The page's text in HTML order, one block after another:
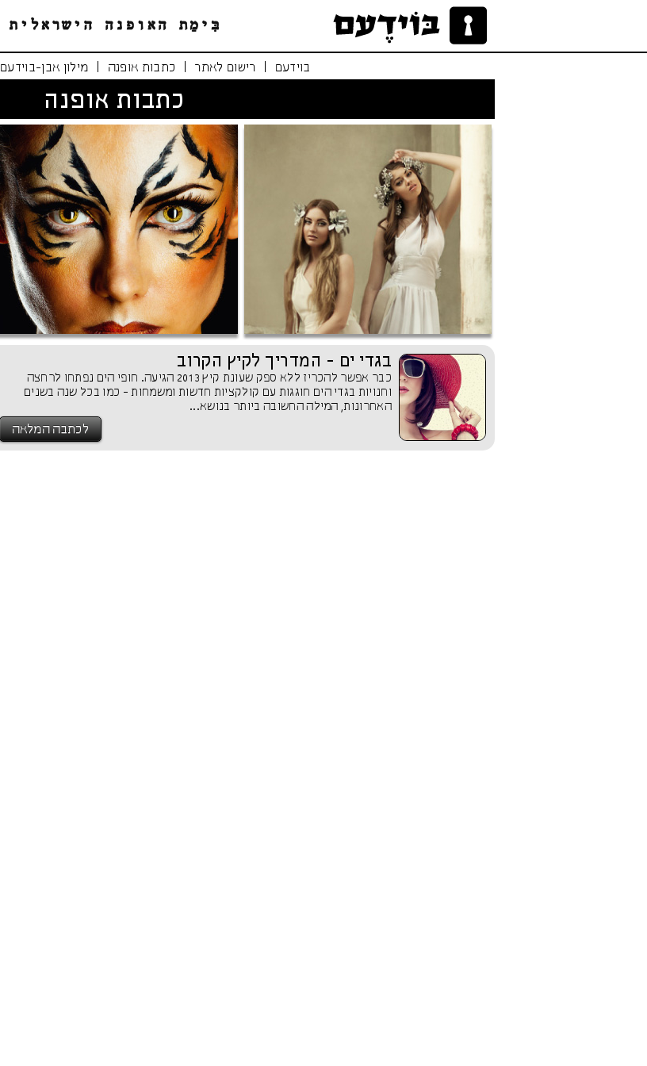
בוידעם רישום לאתר כתבות אופנה מילון אבן-בוידעם
כתבות אופנה
לו הייתי אפרודיטי
בגדי ים - המדריך לקיץ הקרוב
כבר אפשר להכריז ללא ספק שעונת קיץ 2013 הגיעה. חופי הים נפתחו לרחצה
וחנויות בגדי הים חוגגות עם קולקציות חדשות ומשמחות - כמו בכל שנה בשנים
האחרונות, המילה החשובה ביותר בנושא...
לכתבה המלאה